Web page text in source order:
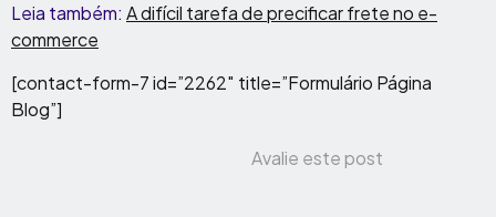
Leia também: A difícil tarefa de precificar frete no e-
commerce
[contact-form-7 id=”2262″ title=”Formulário Página
Blog”]
Avalie este post